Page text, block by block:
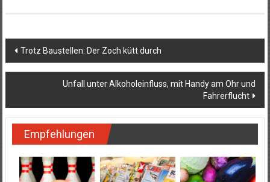
Beitragsnavigation
Trotz Baustellen: Der Zoch kütt durch
Unfall unter Alkoholeinfluss, mit Handy am Ohr und
Fahrerflucht
Empfehlungen